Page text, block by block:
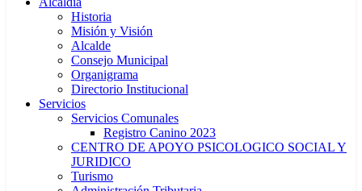
Historia
Misión y Visión
Alcalde
Consejo Municipal
Organigrama
Directorio Institucional
Servicios
Servicios Comunales
Registro Canino 2023
CENTRO DE APOYO PSICOLOGICO SOCIAL Y
JURIDICO
Turismo